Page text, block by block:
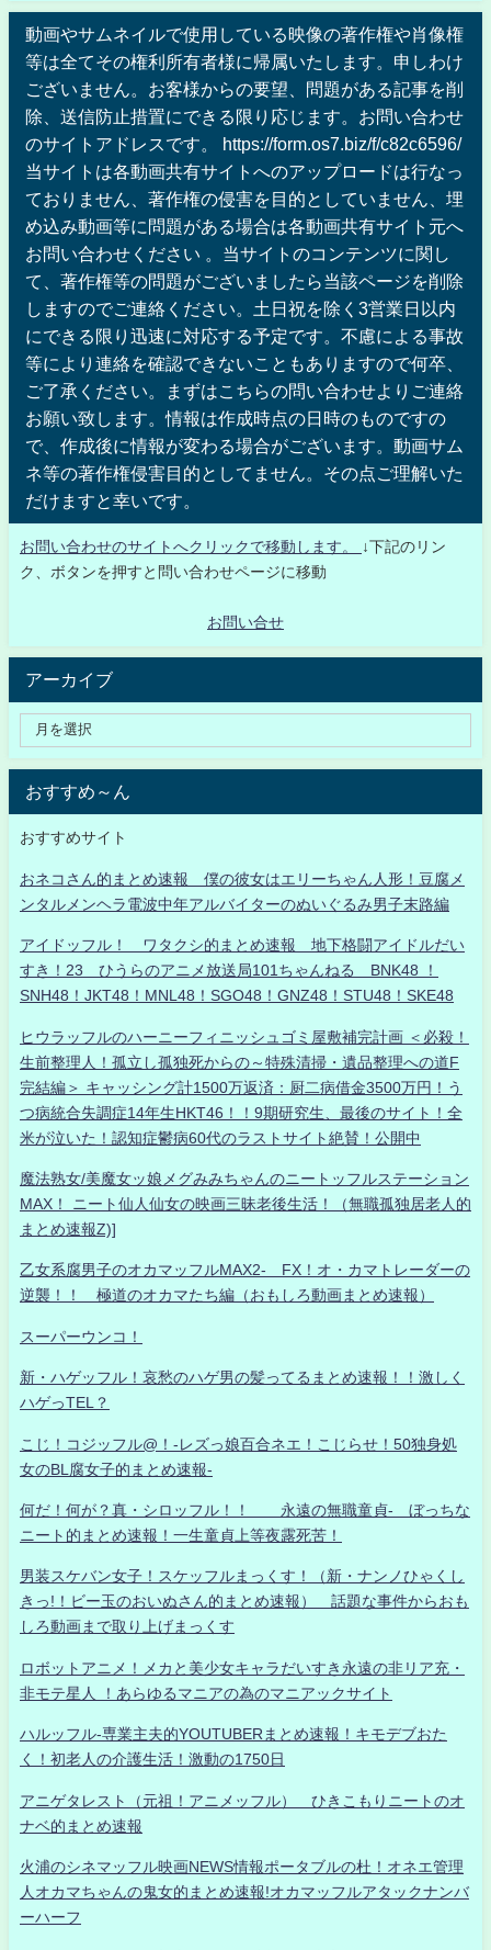
動画やサムネイルで使用している映像の著作権や肖像権
等は全てその権利所有者様に帰属いたします。申しわけ
ございません。お客様からの要望、問題がある記事を削
除、送信防止措置にできる限り応じます。お問い合わせ
のサイトアドレスです。 https://form.os7.biz/f/c82c6596/
当サイトは各動画共有サイトへのアップロードは行なっ
ておりません、著作権の侵害を目的としていません、埋
め込み動画等に問題がある場合は各動画共有サイト元へ
お問い合わせください 。当サイトのコンテンツに関し
て、著作権等の問題がございましたら当該ページを削除
しますのでご連絡ください。土日祝を除く3営業日以内
にできる限り迅速に対応する予定です。不慮による事故
等により連絡を確認できないこともありますので何卒、
ご了承ください。まずはこちらの問い合わせよりご連絡
お願い致します。情報は作成時点の日時のものですの
で、作成後に情報が変わる場合がございます。動画サム
ネ等の著作権侵害目的としてません。その点ご理解いた
だけますと幸いです。
お問い合わせのサイトへクリックで移動します。
↓下記のリン
ク、ボタンを押すと問い合わせページに移動
お問い合せ
アーカイブ
おすすめ～ん
おすすめサイト
おネコさん的まとめ速報 僕の彼女はエリーちゃん人形！豆腐メ
ンタルメンヘラ電波中年アルバイターのぬいぐるみ男子末路編
アイドッフル！ ワタクシ的まとめ速報 地下格闘アイドルだい
すき！23 ひうらのアニメ放送局101ちゃんねる BNK48 ！
SNH48！JKT48！MNL48！SGO48！GNZ48！STU48！SKE48
ヒウラッフルのハーニーフィニッシュゴミ屋敷補完計画 ＜必殺！
生前整理人！孤立し孤独死からの～特殊清掃・遺品整理への道F
完結編＞ キャッシング計1500万返済：厨二病借金3500万円！う
つ病統合失調症14年生HKT46！！9期研究生、最後のサイト！全
米が泣いた！認知症鬱病60代のラストサイト絶賛！公開中
魔法熟女/美魔女ッ娘メグみみちゃんのニートッフルステーション
MAX！ ニート仙人仙女の映画三昧老後生活！（無職孤独居老人的
まとめ速報Z)]
乙女系腐男子のオカマッフルMAX2- FX！オ・カマトレーダーの
逆襲！！ 極道のオカマたち編（おもしろ動画まとめ速報）
スーパーウンコ！
新・ハゲッフル！哀愁のハゲ男の髪ってるまとめ速報！！激しく
ハゲっTEL？
こじ！コジッフル@！-レズっ娘百合ネエ！こじらせ！50独身処
女のBL腐女子的まとめ速報-
何だ！何が？真・シロッフル！！ 永遠の無職童貞- ぼっちな
ニート的まとめ速報！一生童貞上等夜露死苦！
男装スケバン女子！スケッフルまっくす！（新・ナンノひゃくし
きっ!！ビー玉のおいぬさん的まとめ速報） 話題な事件からおも
しろ動画まで取り上げまっくす
ロボットアニメ！メカと美少女キャラだいすき永遠の非リア充・
非モテ星人 ！あらゆるマニアの為のマニアックサイト
ハルッフル-専業主夫的YOUTUBERまとめ速報！キモデブおた
く！初老人の介護生活！激動の1750日
アニゲタレスト（元祖！アニメッフル） ひきこもりニートのオ
ナベ的まとめ速報
火浦のシネマッフル映画NEWS情報ポータブルの杜！オネエ管理
人オカマちゃんの鬼女的まとめ速報!オカマッフルアタックナンバ
ーハーフ